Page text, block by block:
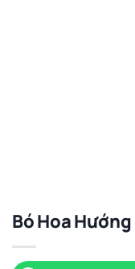
Bó Hoa